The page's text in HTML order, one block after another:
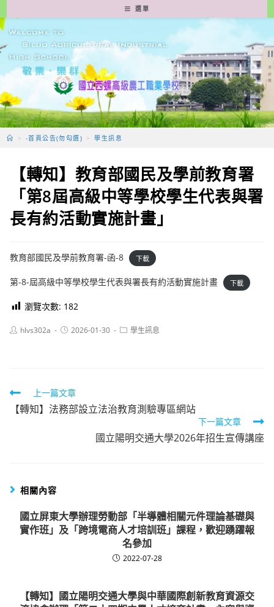
轉
至
要
容
選單
> -首頁公告(勿勾選) > 學生訊息
【轉知】教育部國民及學前教育署
「第8屆高級中等學校學生代表與署
長有約活動實施計畫」
教育部國民及學前教育署-函-8 下載
第-8-屆高級中等學校學生代表與署長有約活動實施計畫 下載
瀏覽次數: 182
Posthlvs302a
Post2026-01-30
Post學生訊息
Read
more
上一篇文章
【轉知】法務部設立法治教育測驗專區網站
下一篇文章
國立陽明交通大學2026年招生宣傳講座
相關內容
國立屏東大學辦理勞動部「半導體相關元件理論基礎與
實作班」及「跨境電商人才培訓班」課程，歡迎踴躍報
名參加
2022-07-28
【轉知】國立陽明交通大學與中華國際創新教育資源交